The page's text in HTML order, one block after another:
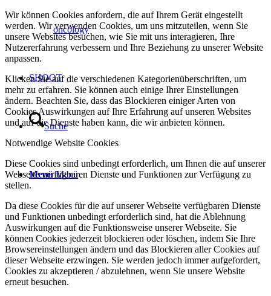
oncology
SHOOT
Suche
Menü Menü
Wir können Cookies anfordern, die auf Ihrem Gerät eingestellt
werden. Wir verwenden Cookies, um uns mitzuteilen, wenn Sie
unsere Websites besuchen, wie Sie mit uns interagieren, Ihre
Nutzererfahrung verbessern und Ihre Beziehung zu unserer Website
anpassen.
Klicken Sie auf die verschiedenen Kategorienüberschriften, um
mehr zu erfahren. Sie können auch einige Ihrer Einstellungen
ändern. Beachten Sie, dass das Blockieren einiger Arten von
Cookies Auswirkungen auf Ihre Erfahrung auf unseren Websites
und auf die Dienste haben kann, die wir anbieten können.
Notwendige Website Cookies
Diese Cookies sind unbedingt erforderlich, um Ihnen die auf unserer
Webseite verfügbaren Dienste und Funktionen zur Verfügung zu
stellen.
Da diese Cookies für die auf unserer Webseite verfügbaren Dienste
und Funktionen unbedingt erforderlich sind, hat die Ablehnung
Auswirkungen auf die Funktionsweise unserer Webseite. Sie
können Cookies jederzeit blockieren oder löschen, indem Sie Ihre
Browsereinstellungen ändern und das Blockieren aller Cookies auf
dieser Webseite erzwingen. Sie werden jedoch immer aufgefordert,
Cookies zu akzeptieren / abzulehnen, wenn Sie unsere Website
erneut besuchen.